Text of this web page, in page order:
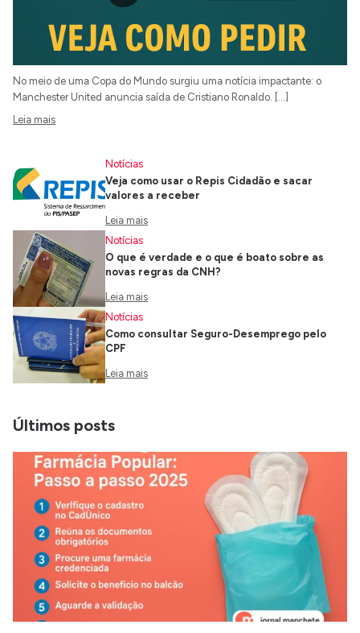
No meio de uma Copa do Mundo surgiu uma notícia impactante: o
Manchester United anuncia saída de Cristiano Ronaldo. […]
Leia mais
Notícias
Veja como usar o Repis Cidadão e sacar
valores a receber
Leia mais
Notícias
O que é verdade e o que é boato sobre as
novas regras da CNH?
Leia mais
Notícias
Como consultar Seguro-Desemprego pelo
CPF
Leia mais
Últimos posts